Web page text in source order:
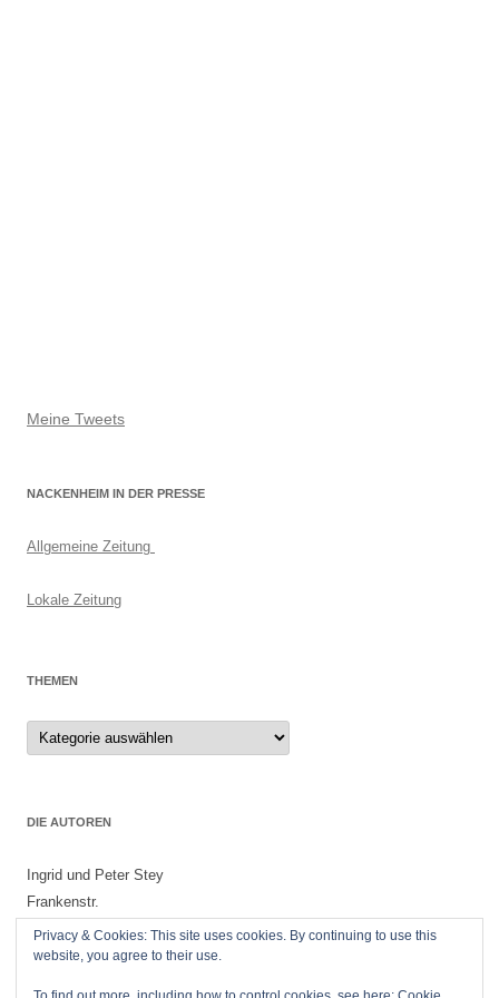
Meine Tweets
NACKENHEIM IN DER PRESSE
Allgemeine Zeitung
Lokale Zeitung
THEMEN
Themen
DIE AUTOREN
Ingrid und Peter Stey
Frankenstr.
55299 Nackenheim
Privacy & Cookies: This site uses cookies. By continuing to use this
website, you agree to their use.